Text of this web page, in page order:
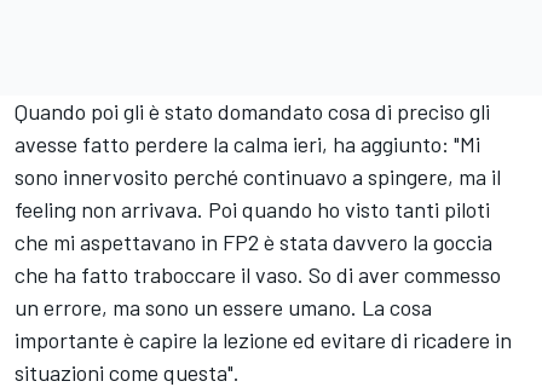
Quando poi gli è stato domandato cosa di preciso gli
avesse fatto perdere la calma ieri, ha aggiunto: "Mi
sono innervosito perché continuavo a spingere, ma il
feeling non arrivava. Poi quando ho visto tanti piloti
che mi aspettavano in FP2 è stata davvero la goccia
che ha fatto traboccare il vaso. So di aver commesso
un errore, ma sono un essere umano. La cosa
importante è capire la lezione ed evitare di ricadere in
situazioni come questa".